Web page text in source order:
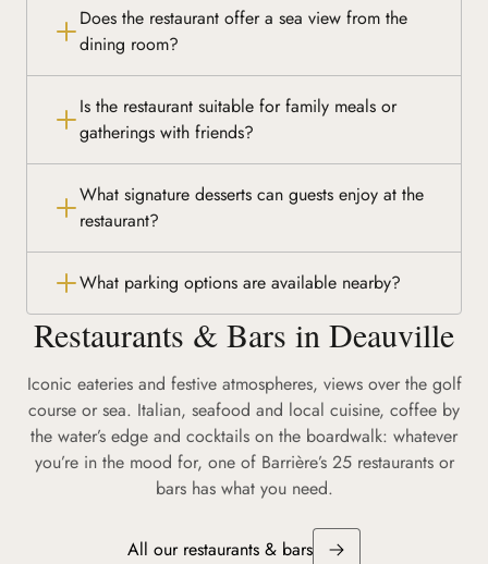
Does the restaurant offer a sea view from the
dining room?
Is the restaurant suitable for family meals or
gatherings with friends?
What signature desserts can guests enjoy at the
restaurant?
What parking options are available nearby?
Restaurants & Bars in Deauville
Iconic eateries and festive atmospheres, views over the golf
course or sea. Italian, seafood and local cuisine, coffee by
the water’s edge and cocktails on the boardwalk: whatever
you’re in the mood for, one of Barrière’s 25 restaurants or
bars has what you need.
All our restaurants & bars